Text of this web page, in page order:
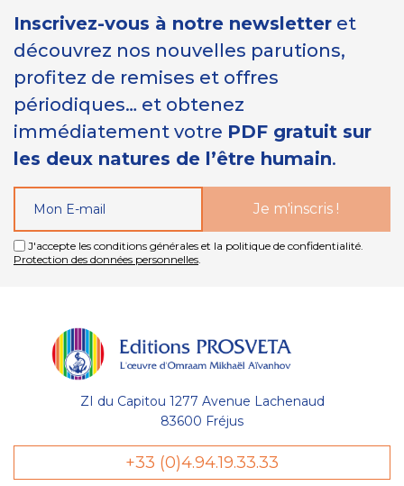
Inscrivez-vous à notre newsletter et
découvrez nos nouvelles parutions,
profitez de remises et offres
périodiques… et obtenez
immédiatement votre PDF gratuit sur
les deux natures de l’être humain.
J'accepte les conditions générales et la politique de confidentialité.
Protection des données personnelles
ZI du Capitou 1277 Avenue Lachenaud
83600 Fréjus
+33 (0)4.94.19.33.33